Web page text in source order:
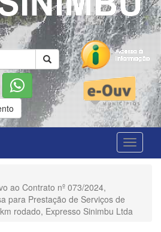
ao Contrato nº 073/2024,
para Prestação de Serviços de
rodado, Expresso Sinimbu Ltda